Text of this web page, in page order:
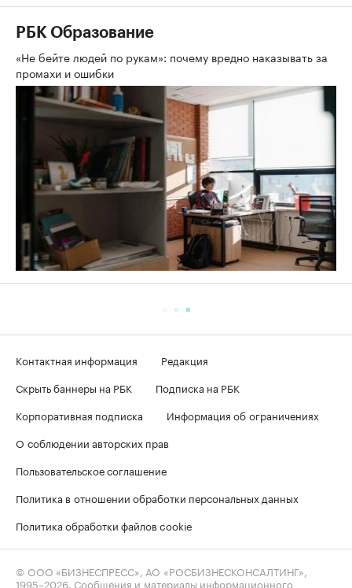
РБК Образование
«Не бейте людей по рукам»: почему вредно наказывать за
промахи и ошибки
Контактная информация
Редакция
Скрыть баннеры на РБК
Подписка на РБК
Корпоративная подписка
Информация об ограничениях
О соблюдении авторских прав
Пользовательское соглашение
Политика в отношении обработки персональных данных
Политика обработки файлов cookie
© ООО «БИЗНЕСПРЕСС», АО «РОСБИЗНЕСКОНСАЛТИНГ»,
1995–2026. Сообщения и материалы информационного